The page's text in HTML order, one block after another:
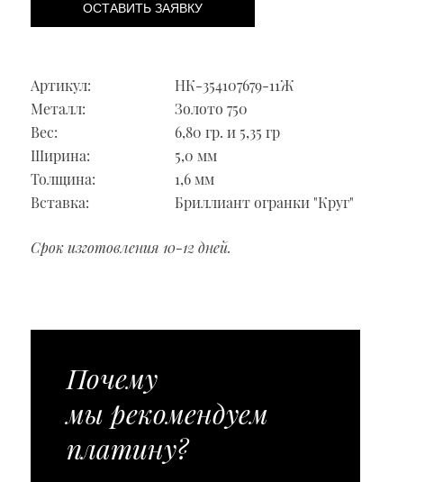
ОСТАВИТЬ ЗАЯВКУ
Артикул:
НК-354107679-11Ж
Металл:
Золото 750
Вес:
6,80 гр. и 5,35 гр
Ширина:
5,0 мм
Толщина:
1,6 мм
Вставка:
Бриллиант огранки "Круг"
Срок изготовления 10-12 дней.
Почему
мы рекомендуем
платину?